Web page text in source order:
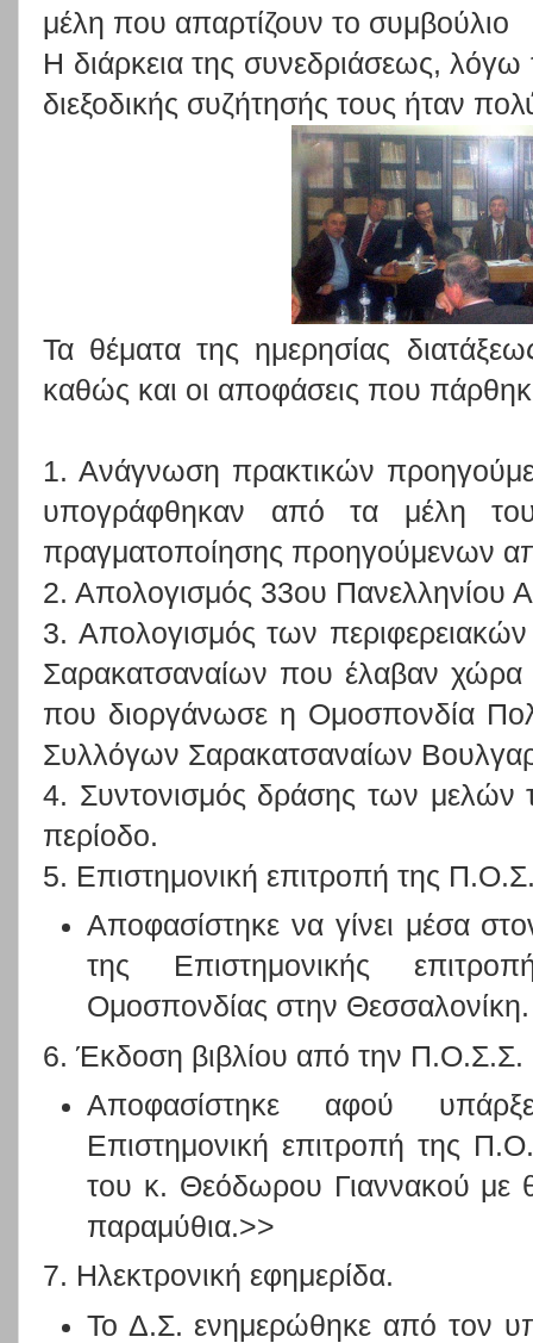
μέλη που απαρτίζουν το συμβούλιο
Η διάρκεια της συνεδριάσεως,
διεξοδικής συζήτησής τους ήταν
Τα θέματα της ημερησίας
καθώς και οι αποφάσεις που
1. Ανάγνωση πρακτικών
υπογράφθηκαν από τα μέλη
πραγματοποίησης προηγούμενων
2. Απολογισμός 33ου Πανελληνίου
3. Απολογισμός των
Σαρακατσαναίων που έλαβαν
που διοργάνωσε η Ομοσπονδία
Συλλόγων Σαρακατσαναίων
4. Συντονισμός δράσης των μελών
περίοδο.
5. Επιστημονική επιτροπή της
Αποφασίστηκε να γίνει μέσα
της Επιστημονικής
Ομοσπονδίας στην Θεσσαλονίκη.
6. Έκδοση βιβλίου από την Π.Ο.Σ.Σ.
Αποφασίστηκε αφού
Επιστημονική επιτροπή της
του κ. Θεόδωρου Γιαννακού με
παραμύθια.>>
7. Ηλεκτρονική εφημερίδα.
Το Δ.Σ. ενημερώθηκε από τον